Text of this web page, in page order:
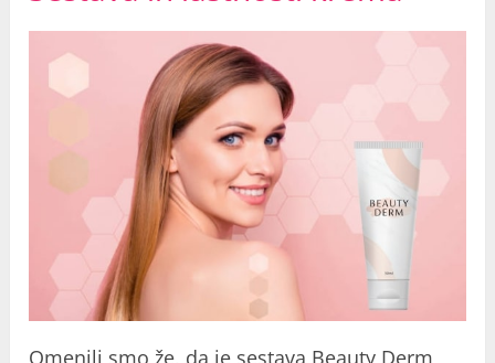
Omenili smo že, da je sestava Beauty Derm